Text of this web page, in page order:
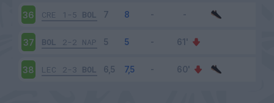
36 CRE 1-5 BOL
37 BOL 2-2 NAP
38 LEC 2-3 BOL